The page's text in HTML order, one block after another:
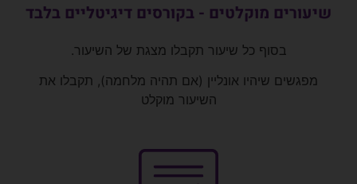
שיעורים מוקלטים - בקורסים דיגיטליים בלבד
בסוף כל שיעור תקבלו מצגת של השיעור.
מפגשים שיהיו אונליין (אם תהיה מלחמה), תקבלו את
השיעור מוקלט